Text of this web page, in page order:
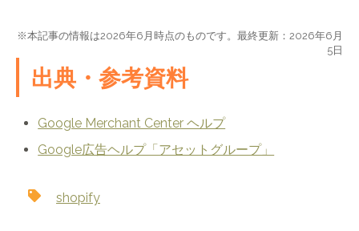
※本記事の情報は2026年6月時点のものです。最終更新：2026年6月
5日
出典・参考資料
Google Merchant Center ヘルプ
Google広告ヘルプ「アセットグループ」
shopify